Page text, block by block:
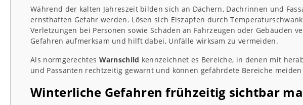
Während der kalten Jahreszeit bilden sich an Dächern, Dachrinnen und
ernsthaften Gefahr werden. Lösen sich Eiszapfen durch
Verletzungen bei Personen sowie Schäden an Fahrzeugen oder Gebäuden
Gefahren aufmerksam und hilft dabei, Unfälle wirksam zu vermeiden.
Als normgerechtes Warnschild kennzeichnet es Bereiche, in denen mit
und Passanten rechtzeitig gewarnt und können gefährdete Bereiche
Winterliche Gefahren frühzeitig sichtbar